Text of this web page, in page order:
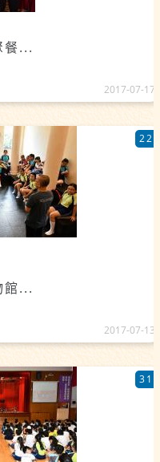
餐...
2017-07-17
館...
22
2017-07-13
31